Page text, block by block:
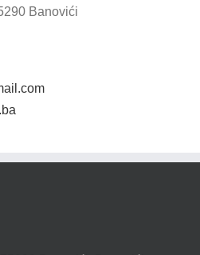
Banovići